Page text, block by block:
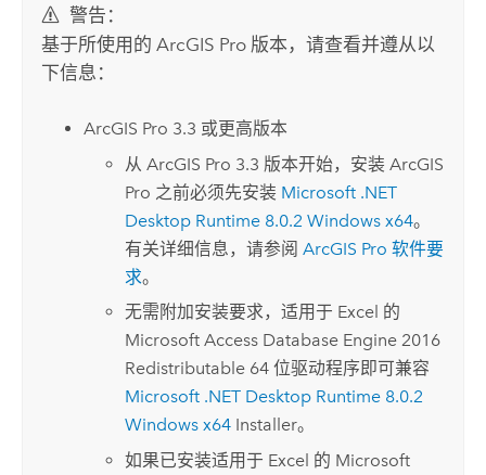
警告：
基于所使用的ArcGIS Pro 版本，请查看并遵从以
下信息：
ArcGIS Pro 3.3 或更高版本
从ArcGIS Pro 3.3 版本开始，安装ArcGIS
Pro 之前必须先安装 Microsoft .NET
Desktop Runtime 8.0.2Windows x64。
有关详细信息，请参阅ArcGIS Pro 软件要
求。
无需附加安装要求，适用于 Excel 的
Microsoft Access Database Engine 2016
Redistributable 64 位驱动程序即可兼容
Microsoft .NET Desktop Runtime 8.0.2
Windows x64 Installer。
如果已安装适用于 Excel 的 Microsoft